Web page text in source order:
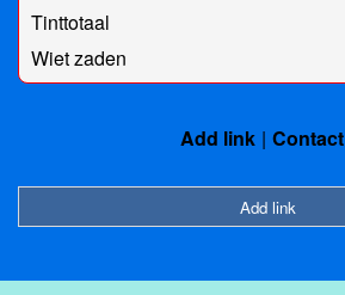
Tinttotaal
Wiet zaden
Add link Contact
Add link